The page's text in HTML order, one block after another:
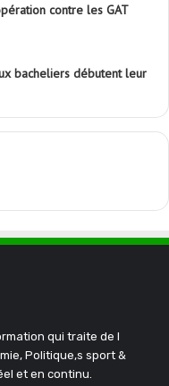
contre les GAT
bacheliers débutent leur
qui traite de l
Politique,s sport &
et en continu.